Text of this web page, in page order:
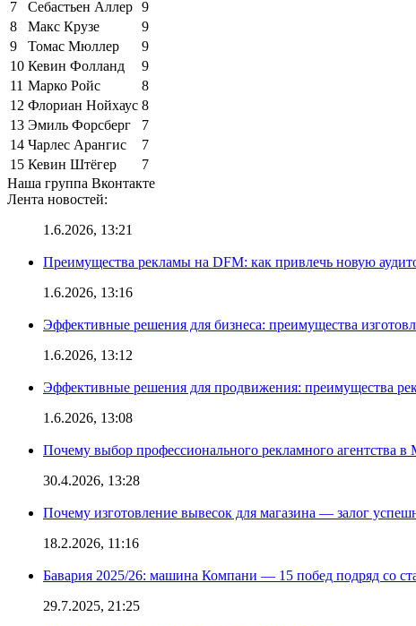
7
Себастьен Аллер 9
8
Макс Крузе
9
9
Томас Мюллер
9
10 Кевин Фолланд
9
11 Марко Ройс
8
12 Флориан Нойхаус 8
13 Эмиль Форсберг
7
14 Чарлес Арангис
7
15 Кевин Штёгер
7
Наша группа Вконтакте
Лента новостей:
1.6.2026, 13:21
Преимущества рекламы на DFM: как привлечь новую
1.6.2026, 13:16
Эффективные решения для бизнеса: преимущества
1.6.2026, 13:12
Эффективные решения для продвижения: преимущества
1.6.2026, 13:08
Почему выбор профессионального рекламного агентства
30.4.2026, 13:28
Почему изготовление вывесок для магазина — залог
18.2.2026, 11:16
Бавария 2025/26: машина Компани — 15 побед подряд со
29.7.2025, 21:25